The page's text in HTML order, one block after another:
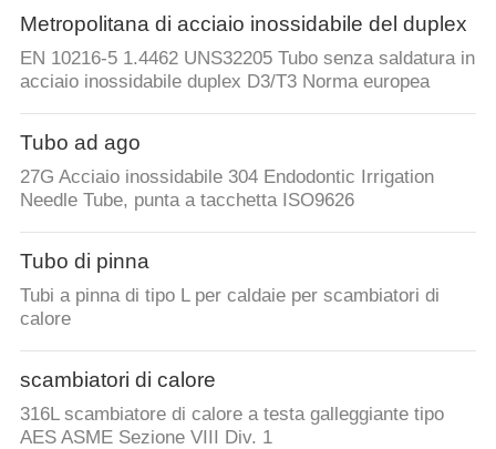
Metropolitana di acciaio inossidabile del duplex
EN 10216-5 1.4462 UNS32205 Tubo senza saldatura in
acciaio inossidabile duplex D3/T3 Norma europea
Tubo ad ago
27G Acciaio inossidabile 304 Endodontic Irrigation
Needle Tube, punta a tacchetta ISO9626
Tubo di pinna
Tubi a pinna di tipo L per caldaie per scambiatori di
calore
scambiatori di calore
316L scambiatore di calore a testa galleggiante tipo
AES ASME Sezione VIII Div. 1